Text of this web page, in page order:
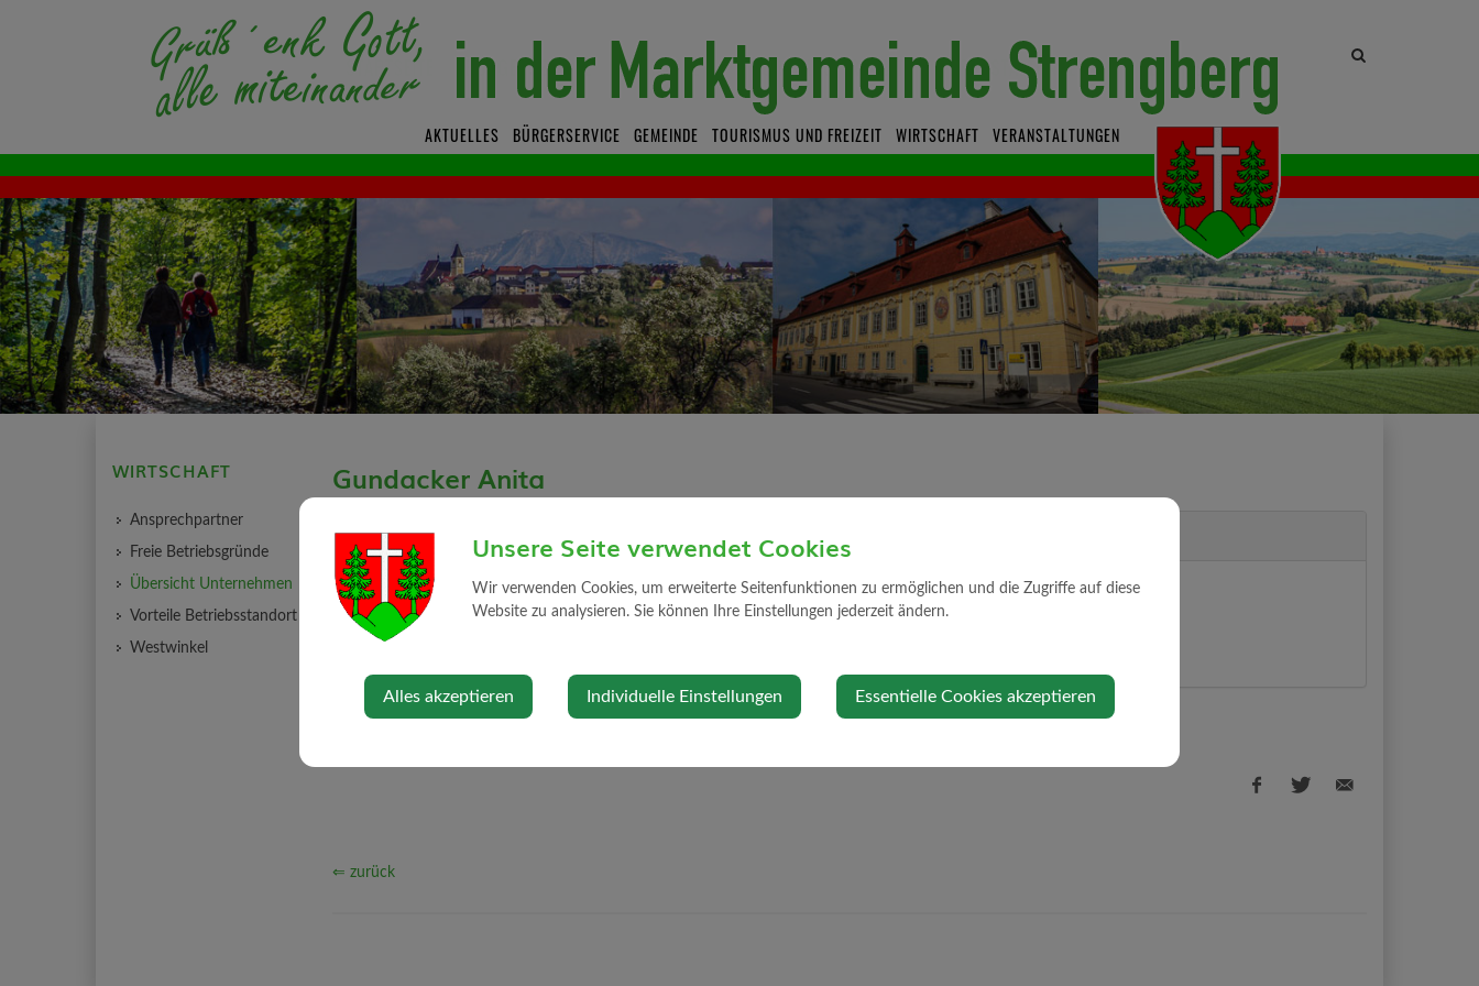
Site
AKTUELLES BÜRGERSERVICE GEMEINDE TOURISMUS UND FREIZEIT WIRTSCHAFT VERANSTALTUNGEN
Gundacker Anita
Kontakt
0677/636 214 37
anita.atlaszentrierung@gmail.com
Generalstraße 1
3314 Strengberg
⇐ zurück
WIRTSCHAFT
Ansprechpartner
Freie Betriebsgründe
Übersicht Unternehmen
Vorteile Betriebsstandort
Westwinkel
Unsere Seite verwendet Cookies
Wir verwenden Cookies, um erweiterte Seitenfunktionen zu ermöglichen und die Zugriffe auf diese
Website zu analysieren. Sie können Ihre Einstellungen jederzeit ändern.
Alles akzeptieren Individuelle Einstellungen Essentielle Cookies akzeptieren